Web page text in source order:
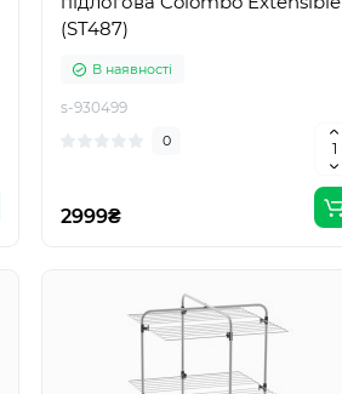
(ST487)
В наявності
s-930499
0
2999₴